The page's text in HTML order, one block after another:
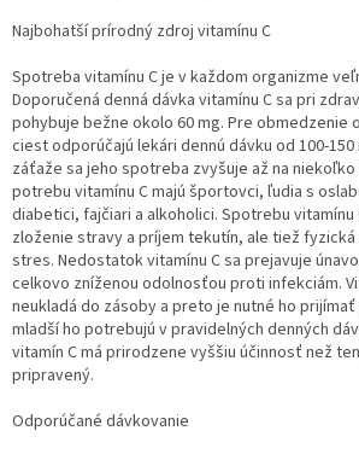
Najbohatší prírodný zdroj vitamínu C
Spotreba vitamínu C je v každom organizme
Doporučená denná dávka vitamínu C sa pri
pohybuje bežne okolo 60 mg. Pre obmedzenie
ciest odporúčajú lekári dennú dávku od 100-
záťaže sa jeho spotreba zvyšuje až na
potrebu vitamínu C majú športovci, ľudia s
diabetici, fajčiari a alkoholici. Spotrebu vitamínu
zloženie stravy a príjem tekutín, ale tiež fyzická
stres. Nedostatok vitamínu C sa prejavuje
celkovo zníženou odolnosťou proti infekciám.
neukladá do zásoby a preto je nutné ho
mladší ho potrebujú v pravidelných denných
vitamín C má prirodzene vyššiu účinnosť než
pripravený.
Odporúčané dávkovanie